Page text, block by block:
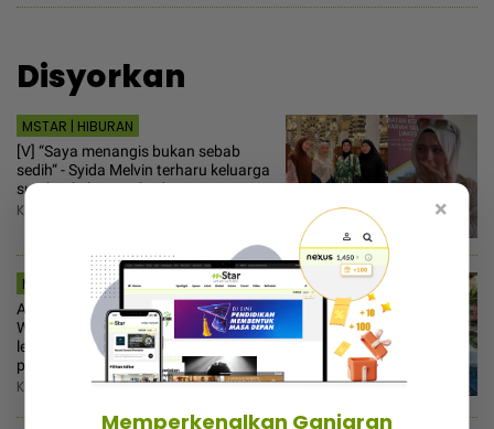
Disyorkan
MSTAR | HIBURAN
[V] “Saya menangis bukan sebab
sedih“ - Syida Melvin terharu keluarga
sumber kekuatan hadapi penceraian
Khamis, 6 Ogos 2026 4:30 PM
MSTAR | VIRAL
Ajak makan ‘malatang’ terus setuju!
Wanita tak senang duduk teman
lelaki rajin melayan rakan sekerja
perempuan, siap jadi ‘driver’
Khamis, 6 Ogos 2026 3:30 PM
×
Memperkenalkan Ganjaran